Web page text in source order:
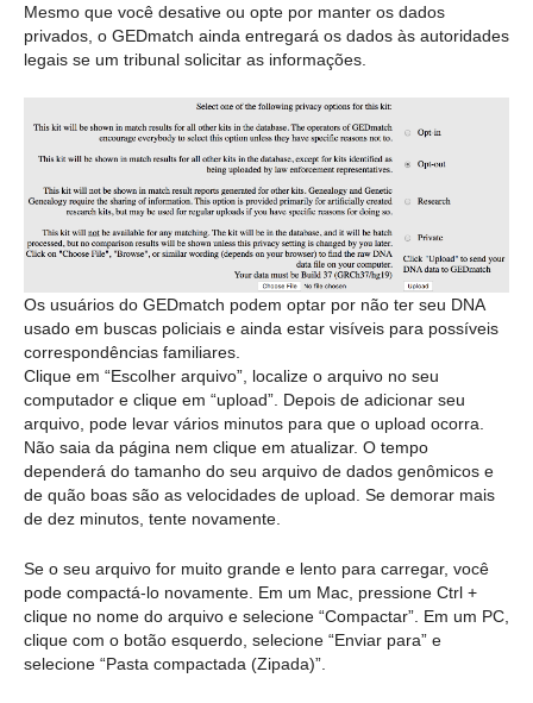
Mesmo que você desative ou opte por manter os dados
privados, o GEDmatch ainda entregará os dados às autoridades
legais se um tribunal solicitar as informações.
Os usuários do GEDmatch podem optar por não ter seu DNA
usado em buscas policiais e ainda estar visíveis para possíveis
correspondências familiares.
Clique em “Escolher arquivo”, localize o arquivo no seu
computador e clique em “upload”. Depois de adicionar seu
arquivo, pode levar vários minutos para que o upload ocorra.
Não saia da página nem clique em atualizar. O tempo
dependerá do tamanho do seu arquivo de dados genômicos e
de quão boas são as velocidades de upload. Se demorar mais
de dez minutos, tente novamente.
Se o seu arquivo for muito grande e lento para carregar, você
pode compactá-lo novamente. Em um Mac, pressione Ctrl +
clique no nome do arquivo e selecione “Compactar”. Em um PC,
clique com o botão esquerdo, selecione “Enviar para” e
selecione “Pasta compactada (Zipada)”.